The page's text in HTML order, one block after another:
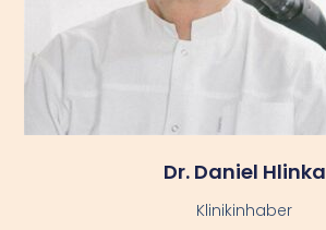
Dr. Daniel Hlinka
Klinikinhaber